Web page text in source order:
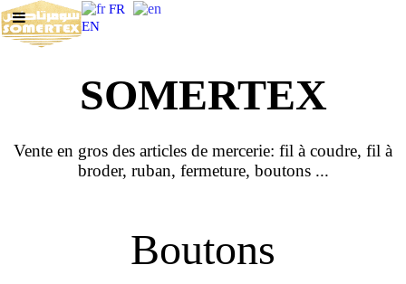
FR
EN
SOMERTEX
Vente en gros des articles de mercerie: fil à coudre, fil à
broder, ruban, fermeture, boutons ...
Boutons